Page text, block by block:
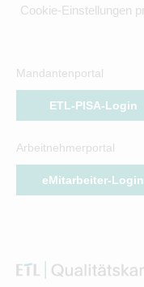
Cookie-Einstellungen
Mandantenportal
ETL-PISA-Login
Arbeitnehmerportal
eMitarbeiter-Login